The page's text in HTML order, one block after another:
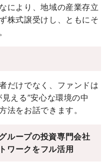
により、地域の産業存立
株式譲受けし、ともにそ
だけでなく、ファンドは
える”安心な環境の中
法をお話できます。
ループの投資専門会社
ワークをフル活用